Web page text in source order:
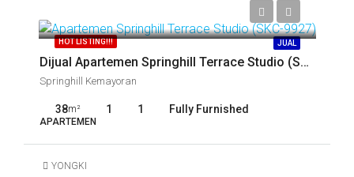
HOT LISTING!!! JUAL
Dijual Apartemen Springhill Terrace Studio (SKC-9927)
Springhill Kemayoran
38m² 1 1 Fully Furnished
APARTEMEN
YONGKI